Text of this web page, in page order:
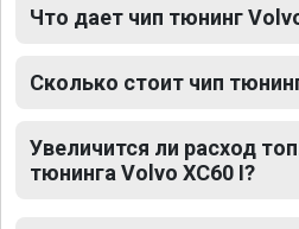
Что дает чип тюнинг
Сколько стоит чип
Увеличится ли расход
тюнинга Volvo XC60 I?